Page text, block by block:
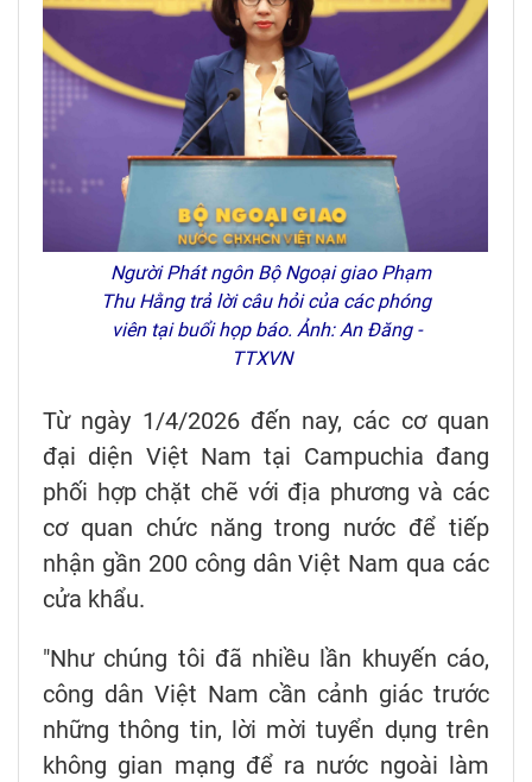
Người Phát ngôn Bộ Ngoại giao Phạm
Thu Hằng trả lời câu hỏi của các phóng
viên tại buổi họp báo. Ảnh: An Đăng -
TTXVN
Từ ngày 1/4/2026 đến nay, các cơ quan
đại diện Việt Nam tại Campuchia đang
phối hợp chặt chẽ với địa phương và các
cơ quan chức năng trong nước để tiếp
nhận gần 200 công dân Việt Nam qua các
cửa khẩu.
"Như chúng tôi đã nhiều lần khuyến cáo,
công dân Việt Nam cần cảnh giác trước
những thông tin, lời mời tuyển dụng trên
không gian mạng để ra nước ngoài làm